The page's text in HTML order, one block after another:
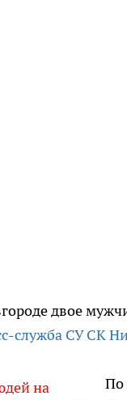
двое
служба СУ СК
на
По